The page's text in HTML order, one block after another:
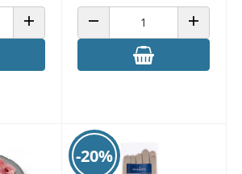
ANZAHL ERHÖHENANZAHL VERRINGERN ANZAHL
-20%